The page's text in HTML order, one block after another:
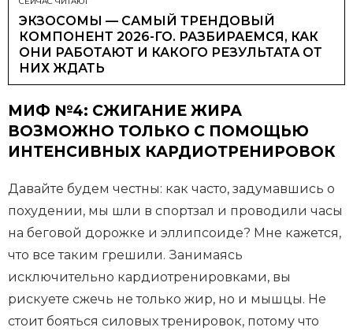
ЭКЗОСОМЫ — САМЫЙ ТРЕНДОВЫЙ
КОМПОНЕНТ 2026-ГО. РАЗБИРАЕМСЯ, КАК
ОНИ РАБОТАЮТ И КАКОГО РЕЗУЛЬТАТА ОТ
НИХ ЖДАТЬ
МИФ №4: СЖИГАНИЕ ЖИРА
ВОЗМОЖНО ТОЛЬКО С ПОМОЩЬЮ
ИНТЕНСИВНЫХ КАРДИОТРЕНИРОВОК
Давайте будем честны: как часто, задумавшись о
похудении, мы шли в спортзал и проводили часы
на беговой дорожке и эллипсоиде? Мне кажется,
что все таким грешили. Занимаясь
исключительно кардиотренировками, вы
рискуете сжечь не только жир, но и мышцы. Не
стоит бояться силовых тренировок, потому что